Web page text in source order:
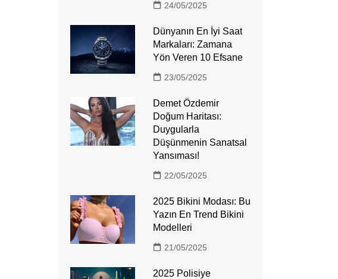
24/05/2025
Dünyanın En İyi Saat
Markaları: Zamana
Yön Veren 10 Efsane
23/05/2025
Demet Özdemir
Doğum Haritası:
Duygularla
Düşünmenin Sanatsal
Yansıması!
22/05/2025
2025 Bikini Modası: Bu
Yazın En Trend Bikini
Modelleri
21/05/2025
2025 Polisiye